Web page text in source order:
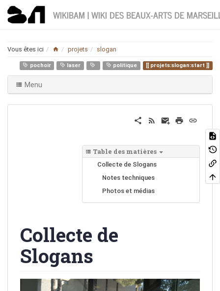
WIKIBAM | WIKI DES BEAUX-ARTS DE
Vous êtes ici Homeprojets slogan
pochoir laser politique projets:slogan:start
Menu
Table des matières
Collecte de Slogans
Notes techniques
Photos et médias
Collecte de
Slogans